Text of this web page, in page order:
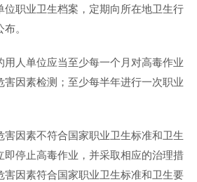
位职业卫生档案，定期向所在地卫生行
。
用人单位应当至少每一个月对高毒作业
害因素检测；至少每半年进行一次职业
害因素不符合国家职业卫生标准和卫生
即停止高毒作业，并采取相应的治理措
害因素符合国家职业卫生标准和卫生要